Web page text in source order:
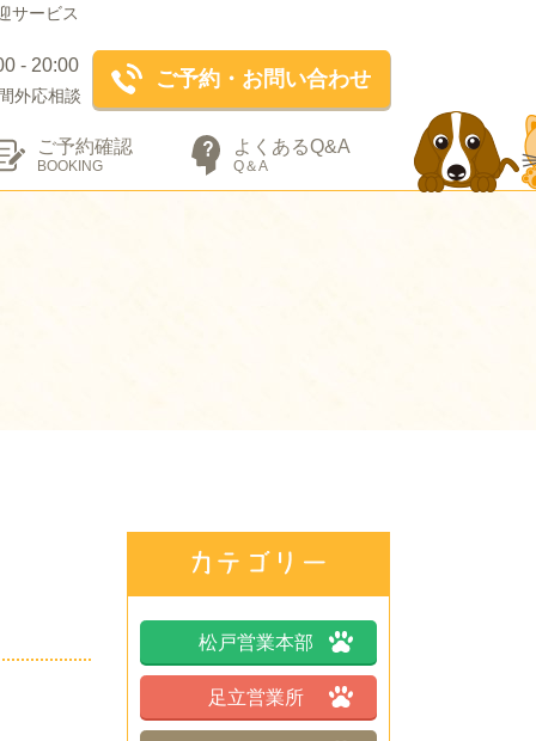
サービス
- 20:00
外応相談
ご予約・お問い合わせ
ご予約確認
BOOKING
よくあるQ&A
Q＆A
松戸営業本部
足立営業所